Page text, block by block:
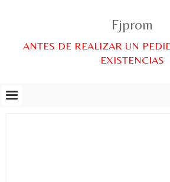
Fjprom
ANTES DE REALIZAR UN
EXISTENCIAS